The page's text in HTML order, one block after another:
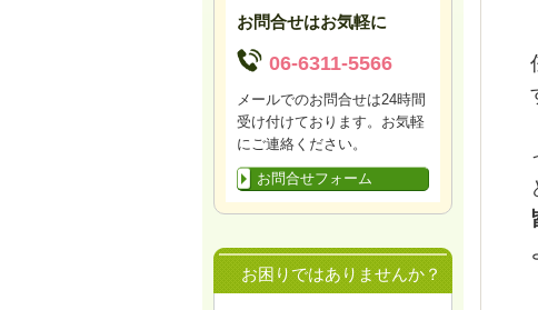
お問合せはお気軽に
06-6311-5566
メールでのお問合せは24時間
受け付けております。お気軽
にご連絡ください。
お問合せフォーム
お困りではありませんか？